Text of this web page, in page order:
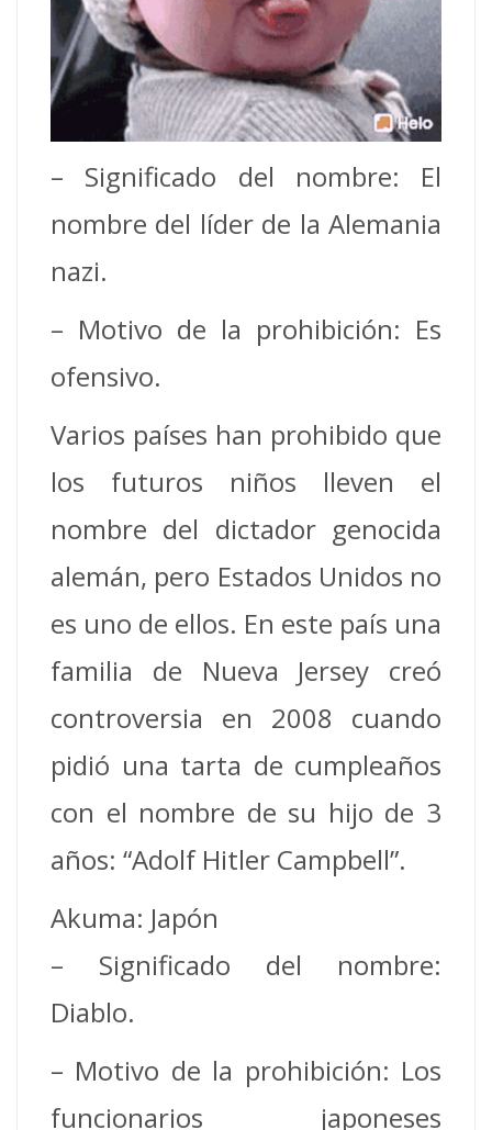
– Significado del nombre: El
nombre del líder de la Alemania
nazi.
– Motivo de la prohibición: Es
ofensivo.
Varios países han prohibido que
los futuros niños lleven el
nombre del dictador genocida
alemán, pero Estados Unidos no
es uno de ellos. En este país una
familia de Nueva Jersey creó
controversia en 2008 cuando
pidió una tarta de cumpleaños
con el nombre de su hijo de 3
años: “Adolf Hitler Campbell”.
Akuma: Japón
– Significado del nombre:
Diablo.
– Motivo de la prohibición: Los
funcionarios japoneses